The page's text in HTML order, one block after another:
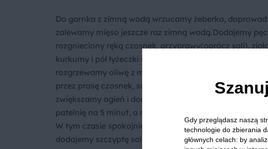
Do garnka z zimną wodą wrzucamy żeberka,
zalewamy mięso jeszcze raz zimną wodą.Dodajemy
rozgnieciony ręką czosnek, przyprawy(oprócz soli),
kurkumy i pół łyżeczki świeżego imbiru),
rozgrzewamy oliwę z masłem, wrzucamy pokrojoną w
przez prasę czosnek, solimy, smażymy na małym
zwiększamy ogień i dodajemy wino. Kiedy już alkohol
patelnię na 5 minut, a następnie przerzucamy
W tym czasie spokojnie zajmujemy się robieniem
dodajemy szczyptę soli i majeranek oraz pół
Gdy przeglądasz naszą
technologie do zbierania
głównych celach: by